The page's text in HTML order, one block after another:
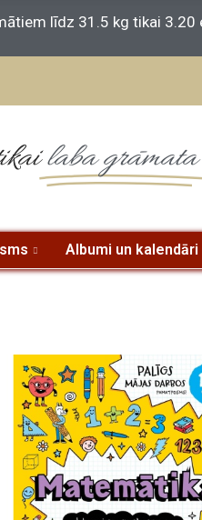
laba grāmata
Albumi un kalendāri